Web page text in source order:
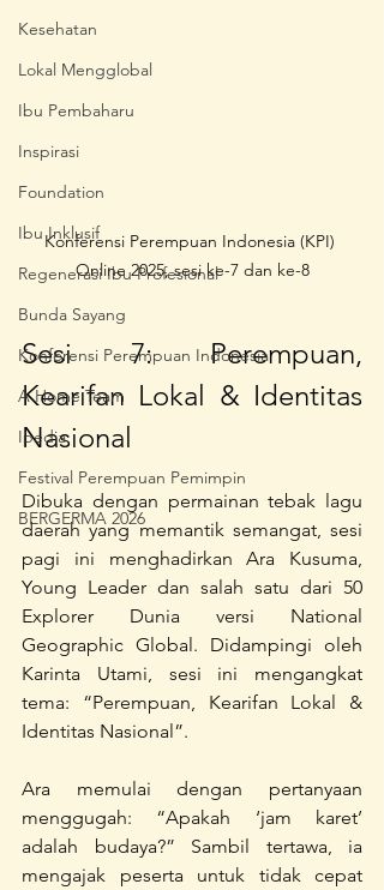
Kesehatan
Lokal Mengglobal
Ibu Pembaharu
Inspirasi
Foundation
Ibu Inklusif
Regenerasi Ibu Profesional
Bunda Sayang
Konferensi Perempuan Indonesia
A Home Team
Ipedia
Festival Perempuan Pemimpin
BERGERMA 2026
Konferensi Perempuan Indonesia (KPI)
Online 2025, sesi ke-7 dan ke-8
Sesi 7: Perempuan,
Kearifan Lokal & Identitas
Nasional
Dibuka dengan permainan tebak lagu
daerah yang memantik semangat, sesi
pagi ini menghadirkan Ara Kusuma,
Young Leader dan salah satu dari 50
Explorer Dunia versi National
Geographic Global. Didampingi oleh
Karinta Utami, sesi ini mengangkat
tema: “Perempuan, Kearifan Lokal &
Identitas Nasional”.
Ara memulai dengan pertanyaan
menggugah: “Apakah ‘jam karet’
adalah budaya?” Sambil tertawa, ia
mengajak peserta untuk tidak cepat